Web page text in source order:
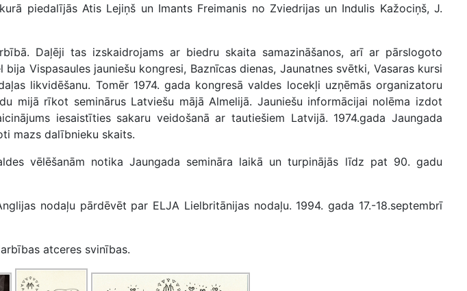
piedalījās Atis Lejiņš un Imants Freimanis no Zviedrijas un Indulis Kažociņš, J.
Daļēji tas izskaidrojams ar biedru skaita samazināšanos, arī ar pārslogoto
Vispasaules jauniešu kongresi, Baznīcas dienas, Jaunatnes svētki, Vasaras kursi
likvidēšanu. Tomēr 1974. gada kongresā valdes locekļi uzņēmās organizatoru
mijā rīkot seminārus Latviešu mājā Almelijā. Jauniešu informācijai nolēma izdot
iesaistīties sakaru veidošanā ar tautiešiem Latvijā. 1974.gada Jaungada
mazs dalībnieku skaits.
vēlēšanām notika Jaungada semināra laikā un turpinājās līdz pat 90. gadu
nodaļu pārdēvēt par ELJA Lielbritānijas nodaļu. 1994. gada 17.-18.septembrī
atceres svinības.